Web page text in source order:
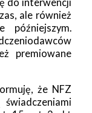
do interwencji
ale również
premiowane
że NFZ